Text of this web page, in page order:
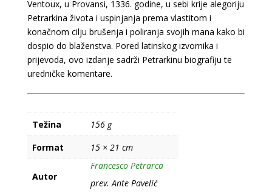
Ascencus
Montis
Ventoux
količina
Ventoux, u Provansi, 1336. godine, u sebi krije alegoriju
Petrarkina života i uspinjanja prema vlastitom i
konačnom cilju brušenja i poliranja svojih mana kako bi
dospio do blaženstva. Pored latinskog izvornika i
prijevoda, ovo izdanje sadrži Petrarkinu biografiju te
uredničke komentare.
Težina
156 g
Format
15 × 21 cm
Autor
Francesco Petrarca
prev. Ante Pavelić